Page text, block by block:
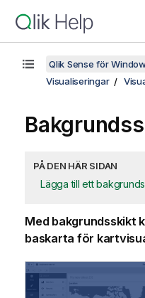
Qlik Sense för
Visualiseringar
PÅ DEN HÄR SIDAN
Lägga till ett
Med bakgrundsskikt
baskarta för